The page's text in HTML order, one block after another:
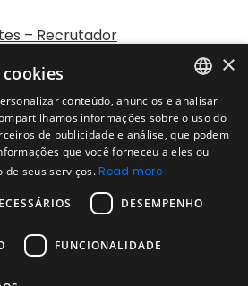
– Recrutador
Evalart
ENGLISH
SPANISH
×
conteúdo, anúncios e analisar
informações sobre o uso do
de publicidade e análise, que podem
que você forneceu a eles ou
de seus serviços.Read more
DESEMPENHO
FUNCIONALIDADE